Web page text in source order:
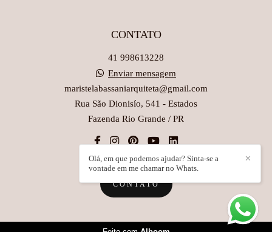
CONTATO
41 998613228
Enviar mensagem
maristelabassaniarquiteta@gmail.com
Rua São Dionisío, 541 - Estados
Fazenda Rio Grande / PR
CONTATO
✕
Olá, em que podemos ajudar? Sinta-se a
vontade em me chamar no Whats.